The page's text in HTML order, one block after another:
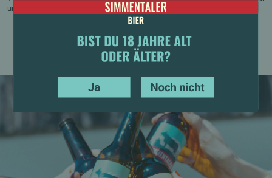
unvergesslichen Events.
BIST DU 18 JAHRE ALT ODER ÄLTER?
YES NO